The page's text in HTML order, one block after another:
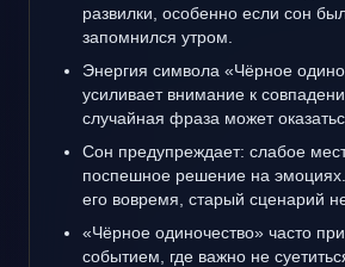
развилки, особенно если сон
запомнился утром.
Энергия символа «Чёрное
усиливает внимание к
случайная фраза может
Сон предупреждает: слабое
поспешное решение на
его вовремя, старый сценарий
«Чёрное одиночество» часто
событием, где важно не